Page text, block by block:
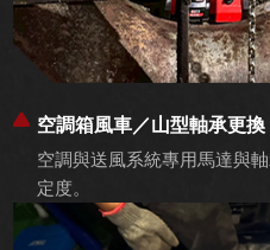
空調箱風車／山型軸承更換
空調與送風系統專用馬達與
定度。